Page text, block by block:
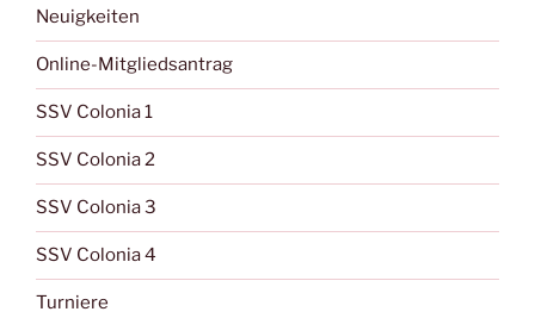
Neuigkeiten
Online-Mitgliedsantrag
SSV Colonia 1
SSV Colonia 2
SSV Colonia 3
SSV Colonia 4
Turniere